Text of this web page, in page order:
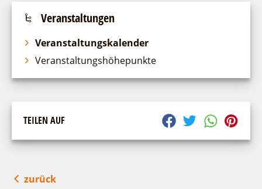
Veranstaltungen
Veranstaltungskalender
Veranstaltungshöhepunkte
TEILEN AUF
zurück